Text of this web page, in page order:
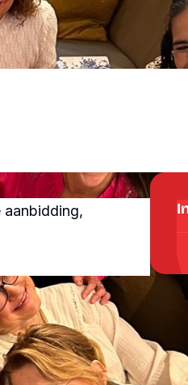
aanbidding,